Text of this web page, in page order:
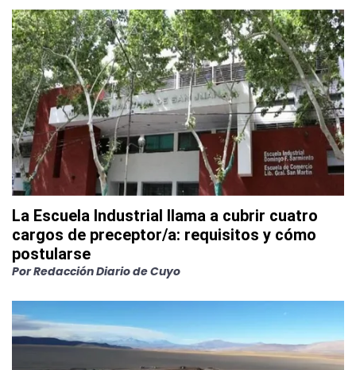
La Escuela Industrial llama a cubrir cuatro
cargos de preceptor/a: requisitos y cómo
postularse
PorRedacción Diario de Cuyo